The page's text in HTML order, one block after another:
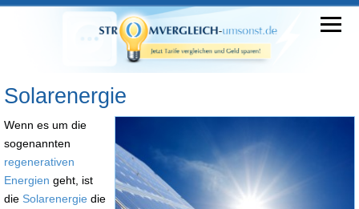
Solarenergie
Wenn es um die
sogenannten
regenerativen
Energien geht, ist
die Solarenergie die